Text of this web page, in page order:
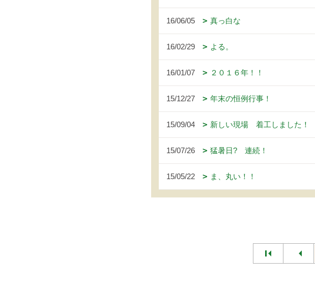
16/06/05 真っ白な
16/02/29 よる。
16/01/07 ２０１６年！！
15/12/27 年末の恒例行事！
15/09/04 新しい現場 着工しました！
15/07/26 猛暑日? 連続！
15/05/22 ま、丸い！！